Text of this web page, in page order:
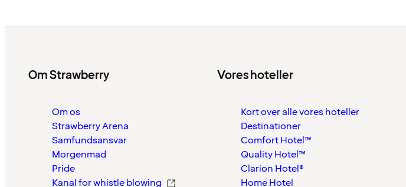
Om Strawberry
Om os
Strawberry Arena
Samfundsansvar
Morgenmad
Pride
Kanal for whistle blowing
Vores hoteller
Kort over alle vores hoteller
Destinationer
Comfort Hotel™
Quality Hotel™
Clarion Hotel®
Home Hotel